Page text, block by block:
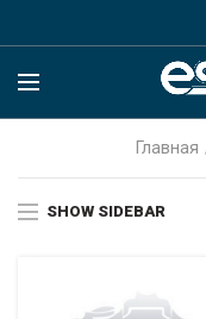
Главная
SHOW SIDEBAR